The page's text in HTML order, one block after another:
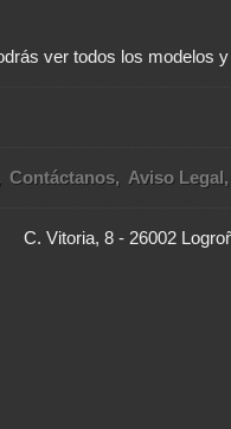
ver todos los modelos
Contáctanos Aviso Legal
C. Vitoria, 8 - 26002